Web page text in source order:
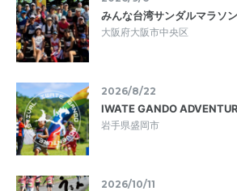
みんな台湾サンダルマラソ
大阪府大阪市中央区
2026/8/22
IWATE GANDO
岩手県盛岡市
2026/10/11